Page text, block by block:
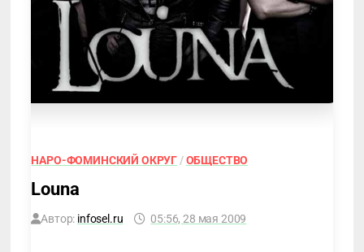
НАРО-ФОМИНСКИЙ ОКРУГ /ОБЩЕСТВО
Louna
Автор: infosel.ru 05:56, 28 мая 2009